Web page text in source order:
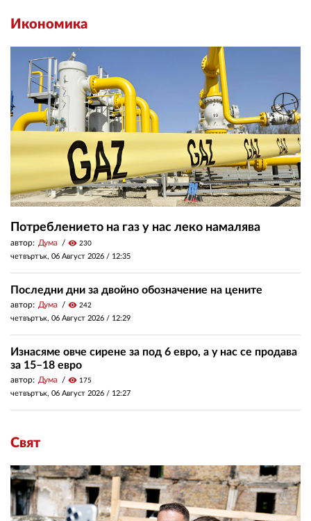
Икономика
Потреблението на газ у нас леко намалява
автор: Дума visibility 230
четвъртък, 06 Август 2026 / 12:35
Последни дни за двойно обозначение на цените
автор: Дума visibility 242
четвъртък, 06 Август 2026 / 12:29
Изнасяме овче сирене за под 6 евро, а у нас се продава
за 15–18 евро
автор: Дума visibility 175
четвъртък, 06 Август 2026 / 12:27
Свят